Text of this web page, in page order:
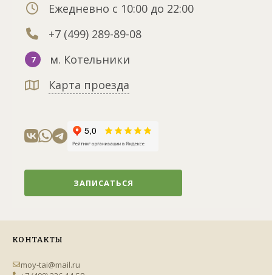
Ежедневно с 10:00 до 22:00
+7 (499) 289-89-08
7
м. Котельники
Карта проезда
ЗАПИСАТЬСЯ
КОНТАКТЫ
moy-tai@mail.ru